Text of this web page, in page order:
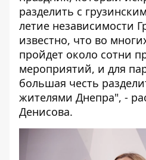
разделить с
летие независимости
известно, что во
пройдет около сотни
мероприятий, и для
большая честь
жителями Днепра", -
Денисова.